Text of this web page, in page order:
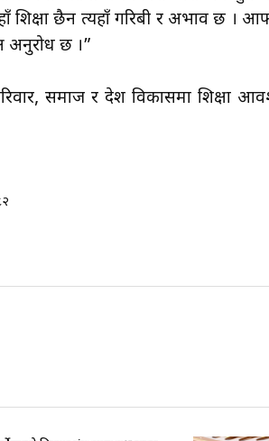
छैन त्यहाँ गरिबी र अभाव छ ।
अनुरोध छ ।”
समाज र देश विकासमा शिक्षा